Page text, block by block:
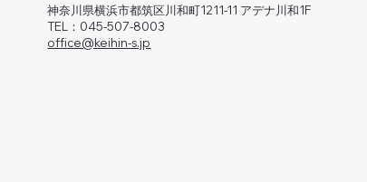
神奈川県横浜市都筑区川和町1211-11 アデナ川和1F
TEL：045-507-8003
office@keihin-s.jp